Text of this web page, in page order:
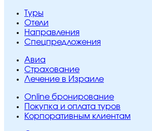
Туры
Отели
Направления
Спецпредложения
Авиа
Страхование
Лечение в Израиле
Online бронирование
Покупка и оплата туров
Корпоративным клиентам